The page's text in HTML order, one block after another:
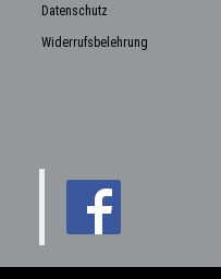
Datenschutz
Widerrufsbelehrung